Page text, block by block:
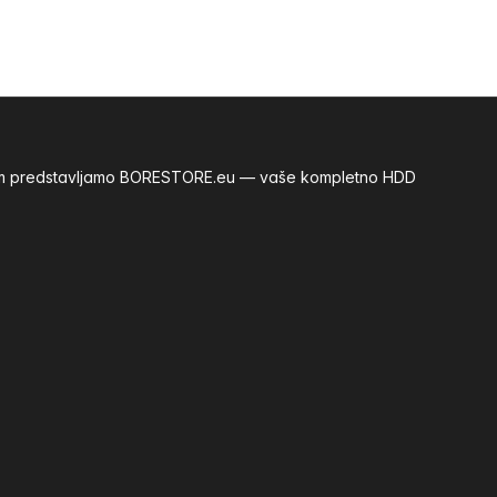
BORESTORE.eu — vaše kompletno HDD